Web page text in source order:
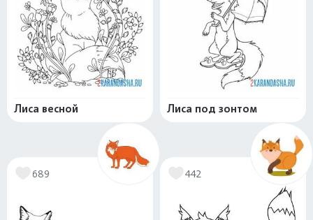
Лиса весной Лиса под зонтом
689 442